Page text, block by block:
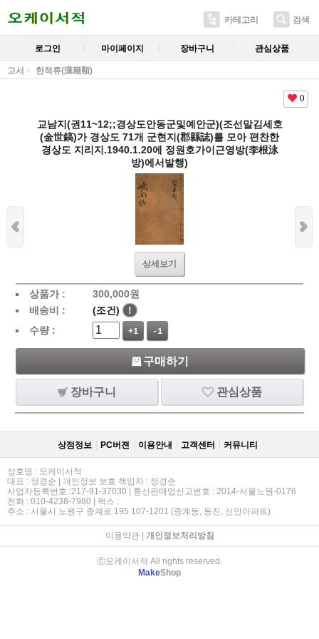
카테고리 검색
로그인 마이페이지 장바구니 관심상품
고서 한적류(漢籍類)
0
교남지(권11~12;;경상도안동군및예안군)(조선말김세호
(金世鎬)가 경상도 71개 군현지(郡縣誌)를 모아 편찬한
경상도 지리지.1940.1.20에 정원호가이근영방(李根泳
방)에서발행)
상세보기
상품가 : 300,000원
배송비 :
(조건)
!
수량 :
+1 -1
구매하기
장바구니 관심상품
상점정보 PC버젼 이용안내 고객센터 커뮤니티
상호명 : 오케이서적
대표 : 정경순 | 개인정보 보호 책임자 : 정경순
사업자등록번호 :217-91-37030 | 통신판매업신고번호 : 2014-서울노원-0176
전화 : 010-4238-7980 | 팩스 :
주소 : 서울시 노원구 중계로 195 107-1201 (중계동, 동진, 신안아파트)
이용약관| 개인정보처리방침
ⓒ오케이서적 All rights reserved.
MakeShop